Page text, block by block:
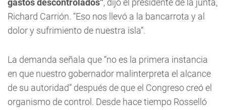
gastos descontrolados”, dijo el presidente de la junta,
Richard Carrión. “Eso nos llevó a la bancarrota y al
dolor y sufrimiento de nuestra isla”.
La demanda señala que “no es la primera instancia
en que nuestro gobernador malinterpreta el alcance
de su autoridad” después de que el Congreso creó el
organismo de control. Desde hace tiempo Rosselló